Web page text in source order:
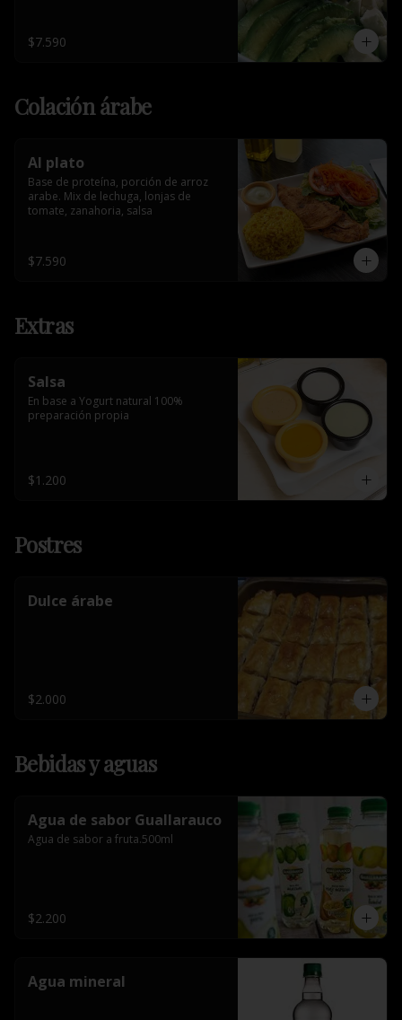
$7.590
Colación árabe
Al plato
Base de proteína, porción de arroz
arabe. Mix de lechuga, lonjas de
tomate, zanahoria, salsa
$7.590
Extras
Salsa
En base a Yogurt natural 100%
preparación propia
$1.200
Postres
Dulce árabe
$2.000
Bebidas y aguas
Agua de sabor Guallarauco
Agua de sabor a fruta.500ml
$2.200
Agua mineral